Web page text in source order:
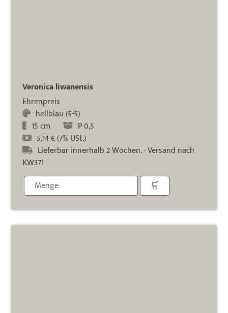
Veronica liwanensis
Ehrenpreis
hellblau (5-5)
15 cm
P 0,5
5,14 € (7% USt.)
Lieferbar innerhalb 2 Wochen. - Versand nach
KW37!